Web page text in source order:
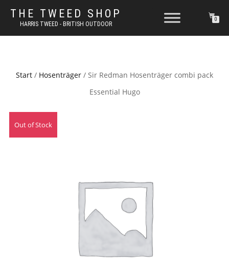
THE TWEED SHOP
HARRIS TWEED - BRITISH OUTDOOR
0
Start / Hosenträger / Sir Redman Hosenträger combi pack
Essential Hugo
Out of Stock